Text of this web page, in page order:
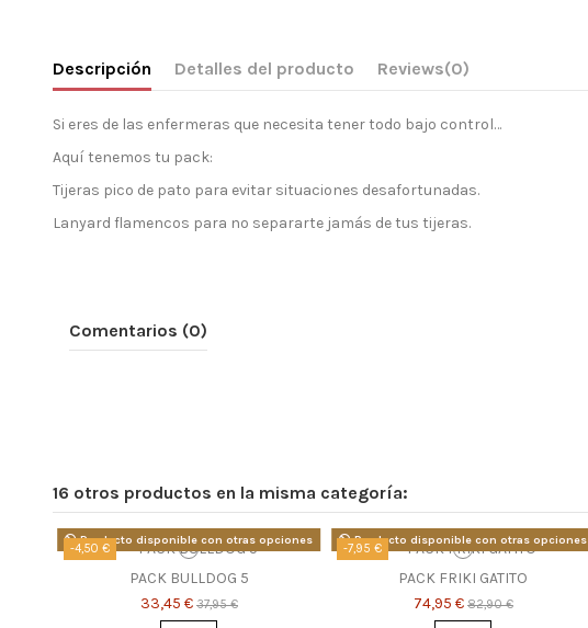
Descripción Detalles del producto Reviews(0)
Si eres de las enfermeras que necesita tener todo bajo control…
Aquí tenemos tu pack:
Tijeras pico de pato para evitar situaciones desafortunadas.
Lanyard flamencos para no separarte jamás de tus tijeras.
Comentarios (0)
16 otros productos en la misma categoría:
-4,50 €
Producto disponible con otras opciones
PACK BULLDOG 5
33,45 € 37,95 €
-7,95 €
Producto disponible con otras opciones
PACK FRIKI GATITO
74,95 € 82,90 €